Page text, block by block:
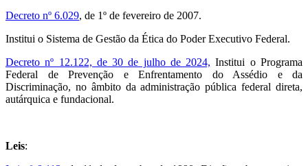
Decreto nº 6.029, de 1º de fevereiro de 2007.
Institui o Sistema de Gestão da Ética do Poder Executivo Federal.
Decreto nº 12.122, de 30 de julho de 2024, Institui o Programa
Federal de Prevenção e Enfrentamento do Assédio e da
Discriminação, no âmbito da administração pública federal direta,
autárquica e fundacional.
Leis: